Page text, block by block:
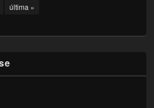
última »